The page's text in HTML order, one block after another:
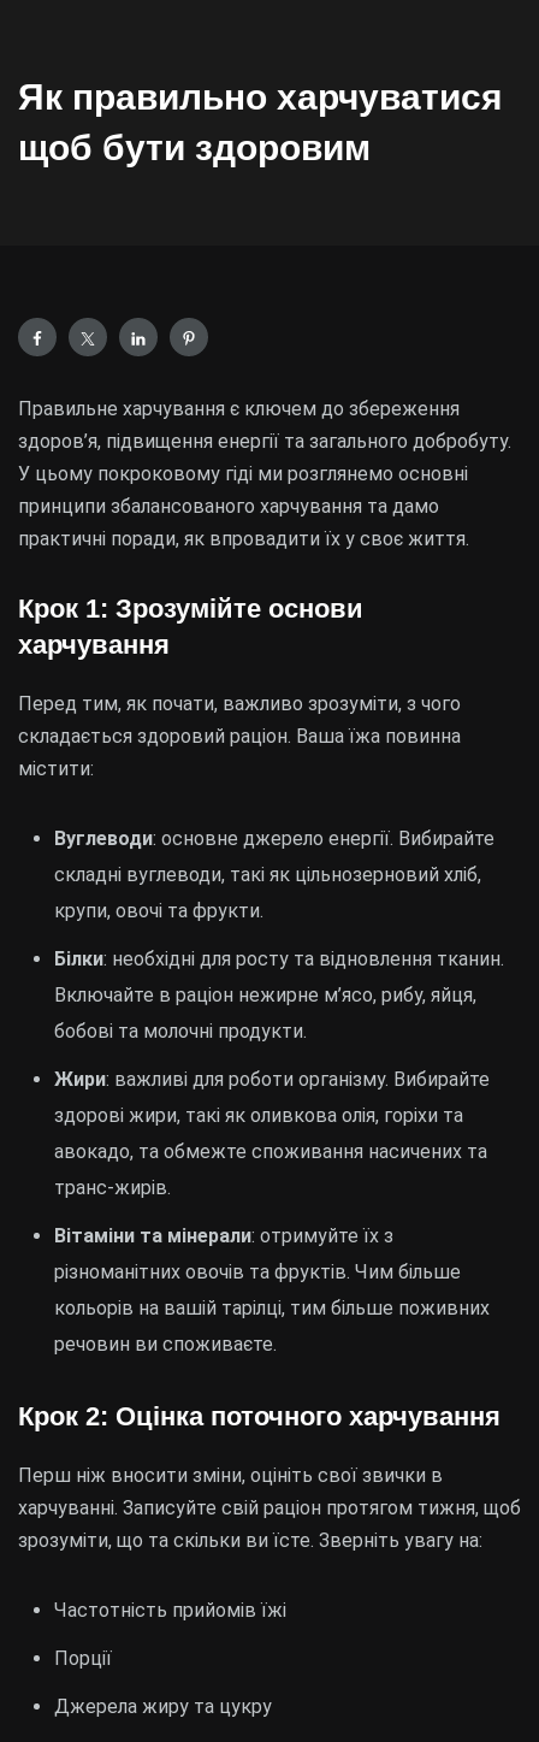
Як правильно харчуватися
щоб бути здоровим
Правильне харчування є ключем до збереження
здоров’я, підвищення енергії та загального добробуту.
У цьому покроковому гіді ми розглянемо основні
принципи збалансованого харчування та дамо
практичні поради, як впровадити їх у своє життя.
Крок 1: Зрозумійте основи
харчування
Перед тим, як почати, важливо зрозуміти, з чого
складається здоровий раціон. Ваша їжа повинна
містити:
Вуглеводи: основне джерело енергії. Вибирайте
складні вуглеводи, такі як цільнозерновий хліб,
крупи, овочі та фрукти.
Білки: необхідні для росту та відновлення тканин.
Включайте в раціон нежирне м’ясо, рибу, яйця,
бобові та молочні продукти.
Жири: важливі для роботи організму. Вибирайте
здорові жири, такі як оливкова олія, горіхи та
авокадо, та обмежте споживання насичених та
транс-жирів.
Вітаміни та мінерали: отримуйте їх з
різноманітних овочів та фруктів. Чим більше
кольорів на вашій тарілці, тим більше поживних
речовин ви споживаєте.
Крок 2: Оцінка поточного харчування
Перш ніж вносити зміни, оцініть свої звички в
харчуванні. Записуйте свій раціон протягом тижня, щоб
зрозуміти, що та скільки ви їсте. Зверніть увагу на:
Частотність прийомів їжі
Порції
Джерела жиру та цукру